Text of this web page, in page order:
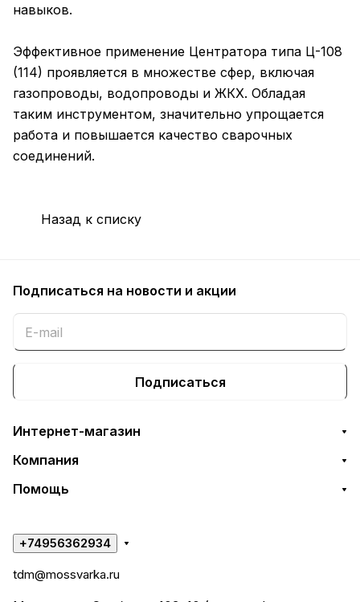
навыков.
Эффективное применение Центратора типа Ц-108
(114) проявляется в множестве сфер, включая
газопроводы, водопроводы и ЖКХ. Обладая
таким инструментом, значительно упрощается
работа и повышается качество сварочных
соединений.
Назад к списку
Подписаться на новости и акции
Подписаться
Интернет-магазин
Компания
Помощь
+74956362934
tdm@mossvarka.ru